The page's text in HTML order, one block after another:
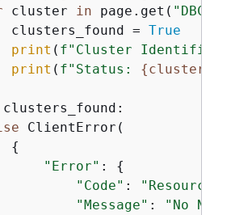
cluster in page.get(
clusters_found =
True
print ( f"Cluster
print ( f"Status: {cluster[
clusters_found:
ClientError(
{
"Error" : {
"Code" :
"Message" :
"No